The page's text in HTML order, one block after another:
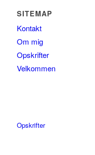
SITEMAP
Kontakt
Om mig
Opskrifter
Velkommen
Opskrifter